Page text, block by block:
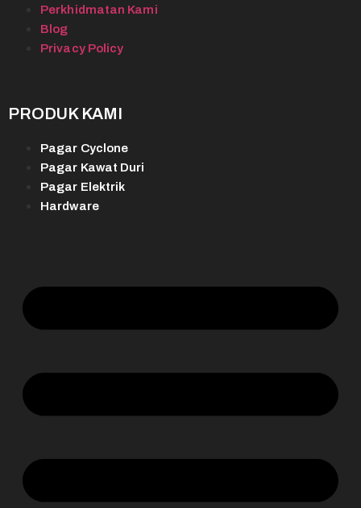
PRODUK KAMI
Pagar Cyclone
Pagar Kawat Duri
Pagar Elektrik
Hardware
Perkhidmatan Kami
Blog
Privacy Policy